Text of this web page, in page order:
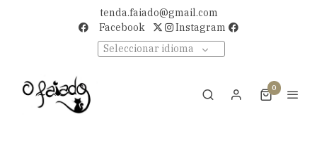
tenda.faiado@gmail.com
Facebook
Instagram
Seleccionar idioma
0